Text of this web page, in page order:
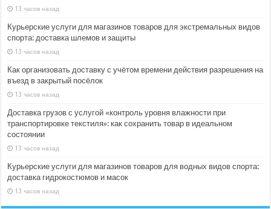
13 часов назад
Курьерские услуги для магазинов товаров для экстремальных видов
спорта: доставка шлемов и защиты
13 часов назад
Как организовать доставку с учётом времени действия разрешения на
въезд в закрытый посёлок
13 часов назад
Доставка грузов с услугой «контроль уровня влажности при
транспортировке текстиля»: как сохранить товар в идеальном
состоянии
13 часов назад
Курьерские услуги для магазинов товаров для водных видов спорта:
доставка гидрокостюмов и масок
13 часов назад